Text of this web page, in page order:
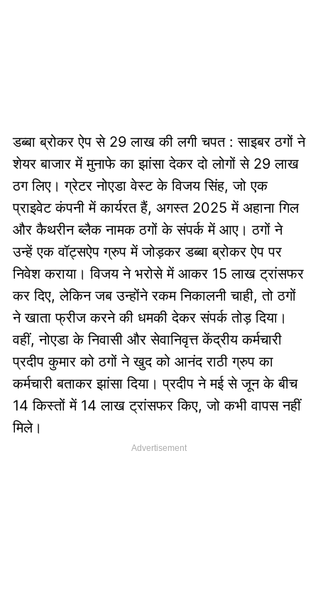
डब्बा ब्रोकर ऐप से 29 लाख की लगी चपत : साइबर ठगों ने
शेयर बाजार में मुनाफे का झांसा देकर दो लोगों से 29 लाख
ठग लिए। ग्रेटर नोएडा वेस्ट के विजय सिंह, जो एक
प्राइवेट कंपनी में कार्यरत हैं, अगस्त 2025 में अहाना गिल
और कैथरीन ब्लैक नामक ठगों के संपर्क में आए। ठगों ने
उन्हें एक वॉट्सऐप ग्रुप में जोड़कर डब्बा ब्रोकर ऐप पर
निवेश कराया। विजय ने भरोसे में आकर 15 लाख ट्रांसफर
कर दिए, लेकिन जब उन्होंने रकम निकालनी चाही, तो ठगों
ने खाता फ्रीज करने की धमकी देकर संपर्क तोड़ दिया।
वहीं, नोएडा के निवासी और सेवानिवृत्त केंद्रीय कर्मचारी
प्रदीप कुमार को ठगों ने खुद को आनंद राठी ग्रुप का
कर्मचारी बताकर झांसा दिया। प्रदीप ने मई से जून के बीच
14 किस्तों में 14 लाख ट्रांसफर किए, जो कभी वापस नहीं
मिले।